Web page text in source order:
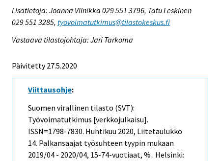
Lisätietoja: Joanna Viinikka 029 551 3796, Tatu Leskinen
029 551 3285, tyovoimatutkimus@tilastokeskus.fi
Vastaava tilastojohtaja: Jari Tarkoma
Päivitetty 27.5.2020
Viittausohje:
Suomen virallinen tilasto (SVT):
Työvoimatutkimus [verkkojulkaisu].
ISSN=1798-7830. Huhtikuu 2020, Liitetaulukko
14. Palkansaajat työsuhteen tyypin mukaan
2019/04 - 2020/04, 15-74-vuotiaat, % . Helsinki: